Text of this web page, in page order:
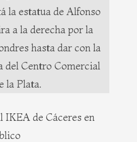
la estatua de Alfonso
a la derecha por la
hasta dar con la
del Centro Comercial
la Plata.
IKEA de Cáceres en